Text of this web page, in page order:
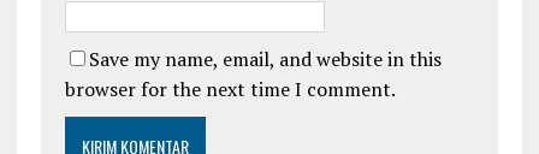
Save my name, email, and website in this
browser for the next time I comment.